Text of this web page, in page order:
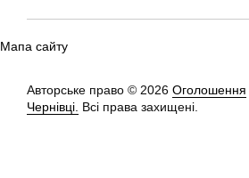
Мапа сайту
Авторське право © 2026 Оголошення
Чернівці. Всі права захищені.